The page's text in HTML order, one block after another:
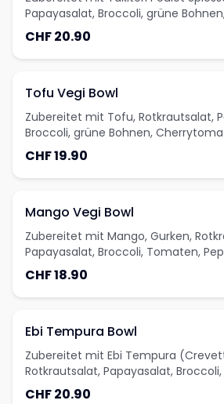
Papayasalat, Broccoli, grüne
und Peperoni-Mais Salat
CHF 20.90
Tofu Vegi Bowl
Zubereitet mit Tofu, Rotkrautsalat,
Broccoli, grüne Bohnen,
Mais Salat
CHF 19.90
Mango Vegi Bowl
Zubereitet mit Mango, Gurken,
Papayasalat, Broccoli, Tomaten,
und Bohnen
CHF 18.90
Ebi Tempura Bowl
Zubereitet mit Ebi Tempura
Rotkrautsalat, Papayasalat,
Cherrytomaten und Peperoni-Mais
CHF 20.90